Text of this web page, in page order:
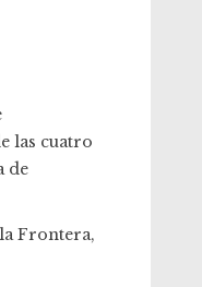
las cuatro
de
Frontera,